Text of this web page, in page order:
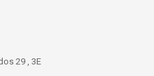
29 , 3E